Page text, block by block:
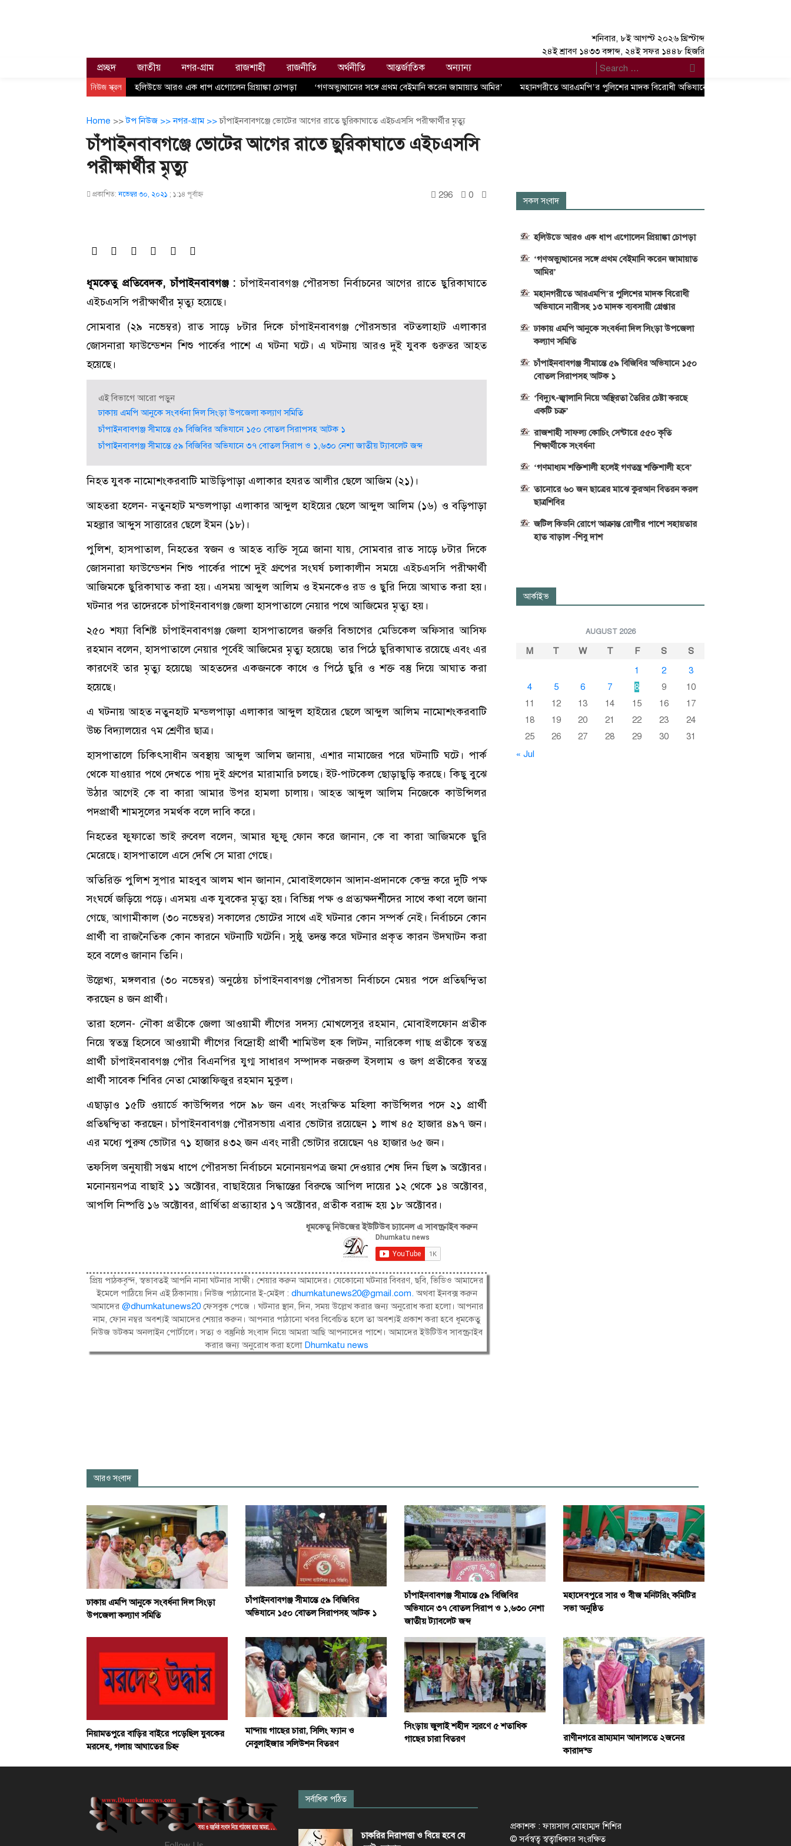
শনিবার, ৮ই আগস্ট ২০২৬ খ্রিস্টাব্দ
২৪ই শ্রাবণ ১৪৩৩ বঙ্গাব্দ, ২৪ই সফর ১৪৪৮ হিজরি
প্রচ্ছদ জাতীয় নগর-গ্রাম রাজশাহী রাজনীতি অর্থনীতি আন্তর্জাতিক অন্যান্য
নিউজ স্ক্রল হলিউডে আরও এক ধাপ এগোলেন প্রিয়াঙ্কা চোপড়া ‘গণঅভ্যুত্থানের সঙ্গে প্রথম বেইমানি করেন জামায়াত আমির’ মহানগরীতে আরএমপি’র পুলিশের মাদক বিরোধী অভিযানে নারীসহ ১৩ মাদক ব্যবসায়ী
Home >>টপ নিউজ >>নগর-গ্রাম >>চাঁপাইনবাবগঞ্জে ভোটের আগের রাতে ছুরিকাঘাতে এইচএসসি পরীক্ষার্থীর মৃত্যু
চাঁপাইনবাবগঞ্জে ভোটের আগের রাতে ছুরিকাঘাতে এইচএসসি
পরীক্ষার্থীর মৃত্যু
প্রকাশিত:নভেম্বর ৩০, ২০২১ ; ১:১৪ পূর্বাহ্ণ 296 0
ধূমকেতু প্রতিবেদক, চাঁপাইনবাবগঞ্জ : চাঁপাইনবাবগঞ্জ পৌরসভা নির্বাচনের আগের রাতে ছুরিকাঘাতে
এইচএসসি পরীক্ষার্থীর মৃত্যু হয়েছে।
সোমবার (২৯ নভেম্বর) রাত সাড়ে ৮টার দিকে চাঁপাইনবাবগঞ্জ পৌরসভার বটতলাহাট এলাকার
জোসনারা ফাউন্ডেশন শিশু পার্কের পাশে এ ঘটনা ঘটে। এ ঘটনায় আরও দুই যুবক গুরুতর আহত
হয়েছে।
এই বিভাগে আরো পড়ুন
ঢাকায় এমপি আনুকে সংবর্ধনা দিল সিংড়া উপজেলা কল্যাণ সমিতি
চাঁপাইনবাবগঞ্জ সীমান্তে ৫৯ বিজিবির অভিযানে ১৫০ বোতল সিরাপসহ আটক ১
চাঁপাইনবাবগঞ্জ সীমান্তে ৫৯ বিজিবির অভিযানে ৩৭ বোতল সিরাপ ও ১,৬৩০ নেশা জাতীয় ট্যাবলেট জব্দ
নিহত যুবক নামোশংকরবাটি মাউড়িপাড়া এলাকার হযরত আলীর ছেলে আজিম (২১)।
আহতরা হলেন- নতুনহাট মন্ডলপাড়া এলাকার আব্দুল হাইয়ের ছেলে আব্দুল আলিম (১৬) ও বড়িপাড়া
মহল্লার আব্দুস সাত্তারের ছেলে ইমন (১৮)।
পুলিশ, হাসপাতাল, নিহতের স্বজন ও আহত ব্যক্তি সূত্রে জানা যায়, সোমবার রাত সাড়ে ৮টার দিকে
জোসনারা ফাউন্ডেশন শিশু পার্কের পাশে দুই গ্রুপের সংঘর্ষ চলাকালীন সময়ে এইচএসসি পরীক্ষার্থী
আজিমকে ছুরিকাঘাত করা হয়। এসময় আব্দুল আলিম ও ইমনকেও রড ও ছুরি দিয়ে আঘাত করা হয়।
ঘটনার পর তাদেরকে চাঁপাইনবাবগঞ্জ জেলা হাসপাতালে নেয়ার পথে আজিমের মৃত্যু হয়।
২৫০ শয্যা বিশিষ্ট চাঁপাইনবাবগঞ্জ জেলা হাসপাতালের জরুরি বিভাগের মেডিকেল অফিসার আসিফ
রহমান বলেন, হাসপাতালে নেয়ার পূর্বেই আজিমের মৃত্যু হয়েছে৷ তার পিঠে ছুরিকাঘাত রয়েছে এবং এর
কারণেই তার মৃত্যু হয়েছে৷ আহতদের একজনকে কাধে ও পিঠে ছুরি ও শক্ত বস্তু দিয়ে আঘাত করা
হয়েছে।
এ ঘটনায় আহত নতুনহাট মন্ডলপাড়া এলাকার আব্দুল হাইয়ের ছেলে আব্দুল আলিম নামোশংকরবাটি
উচ্চ বিদ্যালয়ের ৭ম শ্রেণীর ছাত্র।
হাসপাতালে চিকিৎসাধীন অবস্থায় আব্দুল আলিম জানায়, এশার নামাজের পরে ঘটনাটি ঘটে। পার্ক
থেকে যাওয়ার পথে দেখতে পায় দুই গ্রুপের মারামারি চলছে। ইট-পাটকেল ছোড়াছুড়ি করছে। কিছু বুঝে
উঠার আগেই কে বা কারা আমার উপর হামলা চালায়। আহত আব্দুল আলিম নিজেকে কাউন্সিলর
পদপ্রার্থী শামসুলের সমর্থক বলে দাবি করে।
নিহতের ফুফাতো ভাই রুবেল বলেন, আমার ফুফু ফোন করে জানান, কে বা কারা আজিমকে ছুরি
মেরেছে। হাসপাতালে এসে দেখি সে মারা গেছে।
অতিরিক্ত পুলিশ সুপার মাহবুব আলম খান জানান, মোবাইলফোন আদান-প্রদানকে কেন্দ্র করে দুটি পক্ষ
সংঘর্ষে জড়িয়ে পড়ে। এসময় এক যুবকের মৃত্যু হয়। বিভিন্ন পক্ষ ও প্রত্যক্ষদর্শীদের সাথে কথা বলে জানা
গেছে, আগামীকাল (৩০ নভেম্বর) সকালের ভোটের সাথে এই ঘটনার কোন সম্পর্ক নেই। নির্বাচনে কোন
প্রার্থী বা রাজনৈতিক কোন কারনে ঘটনাটি ঘটেনি। সুষ্ঠু তদন্ত করে ঘটনার প্রকৃত কারন উদঘাটন করা
হবে বলেও জানান তিনি।
উল্লেখ্য, মঙ্গলবার (৩০ নভেম্বর) অনুষ্ঠেয় চাঁপাইনবাবগঞ্জ পৌরসভা নির্বাচনে মেয়র পদে প্রতিদ্বন্দ্বিতা
করছেন ৪ জন প্রার্থী।
তারা হলেন- নৌকা প্রতীকে জেলা আওয়ামী লীগের সদস্য মোখলেসুর রহমান, মোবাইলফোন প্রতীক
নিয়ে স্বতন্ত্র হিসেবে আওয়ামী লীগের বিদ্রোহী প্রার্থী শামিউল হক লিটন, নারিকেল গাছ প্রতীকে স্বতন্ত্র
প্রার্থী চাঁপাইনবাবগঞ্জ পৌর বিএনপির যুগ্ম সাধারণ সম্পাদক নজরুল ইসলাম ও জগ প্রতীকের স্বতন্ত্র
প্রার্থী সাবেক শিবির নেতা মোস্তাফিজুর রহমান মুকুল।
এছাড়াও ১৫টি ওয়ার্ডে কাউন্সিলর পদে ৯৮ জন এবং সংরক্ষিত মহিলা কাউন্সিলর পদে ২১ প্রার্থী
প্রতিদ্বন্দ্বিতা করছেন। চাঁপাইনবাবগঞ্জ পৌরসভায় এবার ভোটার রয়েছেন ১ লাখ ৪৫ হাজার ৪৯৭ জন।
এর মধ্যে পুরুষ ভোটার ৭১ হাজার ৪৩২ জন এবং নারী ভোটার রয়েছেন ৭৪ হাজার ৬৫ জন।
তফসিল অনুযায়ী সপ্তম ধাপে পৌরসভা নির্বাচনে মনোনয়নপত্র জমা দেওয়ার শেষ দিন ছিল ৯ অক্টোবর।
মনোনয়নপত্র বাছাই ১১ অক্টোবর, বাছাইয়ের সিদ্ধান্তের বিরুদ্ধে আপিল দায়ের ১২ থেকে ১৪ অক্টোবর,
আপলি নিষ্পত্তি ১৬ অক্টোবর, প্রার্থিতা প্রত্যাহার ১৭ অক্টোবর, প্রতীক বরাদ্দ হয় ১৮ অক্টোবর।
ধূমকেতু নিউজের ইউটিউব চ্যানেল এ সাবস্ক্রাইব করুন
প্রিয় পাঠকবৃন্দ, স্বভাবতই আপনি নানা ঘটনার সাক্ষী। শেয়ার করুন আমাদের। যেকোনো ঘটনার বিবরণ, ছবি, ভিডিও আমাদের
ইমেলে পাঠিয়ে দিন এই ঠিকানায়। নিউজ পাঠানোর ই-মেইল : dhumkatunews20@gmail.com. অথবা ইনবক্স করুন
আমাদের@dhumkatunews20 ফেসবুক পেজে । ঘটনার স্থান, দিন, সময় উল্লেখ করার জন্য অনুরোধ করা হলো। আপনার
নাম, ফোন নম্বর অবশ্যই আমাদের শেয়ার করুন। আপনার পাঠানো খবর বিবেচিত হলে তা অবশ্যই প্রকাশ করা হবে ধূমকেতু
নিউজ ডটকম অনলাইন পোর্টালে। সত্য ও বস্তুনিষ্ঠ সংবাদ নিয়ে আমরা আছি আপনাদের পাশে। আমাদের ইউটিউব সাবস্ক্রাইব
করার জন্য অনুরোধ করা হলো Dhumkatu news
সকল সংবাদ
হলিউডে আরও এক ধাপ এগোলেন প্রিয়াঙ্কা চোপড়া
‘গণঅভ্যুত্থানের সঙ্গে প্রথম বেইমানি করেন জামায়াত
আমির’
মহানগরীতে আরএমপি’র পুলিশের মাদক বিরোধী
অভিযানে নারীসহ ১৩ মাদক ব্যবসায়ী গ্রেপ্তার
ঢাকায় এমপি আনুকে সংবর্ধনা দিল সিংড়া উপজেলা
কল্যাণ সমিতি
চাঁপাইনবাবগঞ্জ সীমান্তে ৫৯ বিজিবির অভিযানে ১৫০
বোতল সিরাপসহ আটক ১
‘বিদ্যুৎ-জ্বালানি নিয়ে অস্থিরতা তৈরির চেষ্টা করছে
একটি চক্র’
রাজশাহী সাফল্য কোচিং সেন্টারে ৫৫০ কৃতি
শিক্ষার্থীকে সংবর্ধনা
‘গণমাধ্যম শক্তিশালী হলেই গণতন্ত্র শক্তিশালী হবে’
তানোরে ৬০ জন ছাত্রের মাঝে কুরআন বিতরন করল
ছাত্রশিবির
জটিল কিডনি রোগে আক্রান্ত রোগীর পাশে সহায়তার
হাত বাড়াল -শিবু দাশ
আর্কাইভ
AUGUST 2026
M T W T F S
S
1
2
3
4
5 6 7 8 9
10
11
12 13 14 15 16
17
18
19 20 21 22 23
24
25
26 27 28 29 30
31
« Jul
আরও সংবাদ
ঢাকায় এমপি আনুকে সংবর্ধনা দিল সিংড়া
উপজেলা কল্যাণ সমিতি
চাঁপাইনবাবগঞ্জ সীমান্তে ৫৯ বিজিবির
অভিযানে ১৫০ বোতল সিরাপসহ আটক ১
চাঁপাইনবাবগঞ্জ সীমান্তে ৫৯ বিজিবির
অভিযানে ৩৭ বোতল সিরাপ ও ১,৬৩০ নেশা
জাতীয় ট্যাবলেট জব্দ
মহাদেবপুরে সার ও বীজ মনিটরিং কমিটির
সভা অনুষ্ঠিত
নিয়ামতপুরে বাড়ির বাইরে পড়েছিল যুবকের
মরদেহ, গলায় আঘাতের চিহ্ন
মান্দায় গাছের চারা, সিলিং ফ্যান ও
নেবুলাইজার সলিউশন বিতরণ
সিংড়ায় জুলাই শহীদ স্মরণে ৫ শতাধিক
গাছের চারা বিতরণ
রাণীনগরে ভ্রাম্যমান আদালতে ২জনের
কারাদন্ড
সর্বাধিক পঠিত
চাকরির নিরাপত্তা ও বিয়ে হবে যে
প্রকাশক : ফায়সাল মোহাম্মদ শিশির
© সর্বস্বত্ব স্বত্বাধিকার সংরক্ষিত